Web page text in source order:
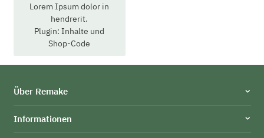
Lorem Ipsum dolor in
hendrerit.
Plugin: Inhalte und
Shop-Code
Über Remake
Informationen